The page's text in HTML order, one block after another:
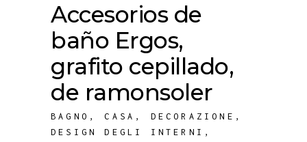
Accesorios de
baño Ergos,
grafito cepillado,
de ramonsoler
BAGNO ,CASA , DECORAZIONE ,
DESIGN DEGLI INTERNI ,